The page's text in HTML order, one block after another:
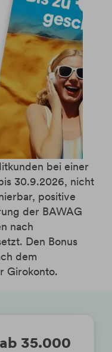
bei einer
30.9.2026, nicht
positive
der BAWAG
nach
Den Bonus
dem
Girokonto.
35.000